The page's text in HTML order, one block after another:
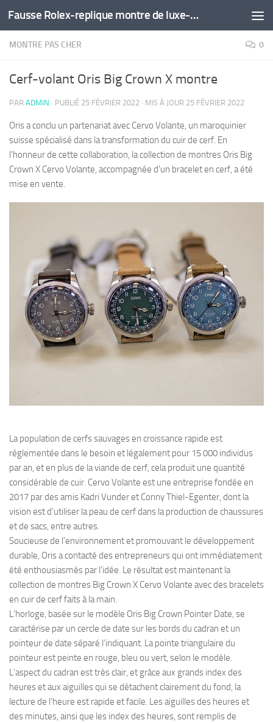
Skip to content Fausse Rolex-replique montre de luxe-montre pas cher
MONTRE PAS CHER 0
Cerf-volant Oris Big Crown X montre
PAR ADMIN · PUBLIÉ 25 FÉVRIER 2022 · MIS À JOUR 25 FÉVRIER 2022
Oris a conclu un partenariat avec Cervo Volante, un maroquinier
suisse spécialisé dans la transformation du cuir de cerf. En
l’honneur de cette collaboration, la collection de montres Oris Big
Crown X Cervo Volante, accompagnée d’un bracelet en cerf, a été
mise en vente.
La population de cerfs sauvages en croissance rapide est
réglementée dans le besoin et légalement pour 15 000 individus
par an, et en plus de la viande de cerf, cela produit une quantité
considérable de cuir. Cervo Volante est une entreprise fondée en
2017 par des amis Kadri Vunder et Conny Thiel-Egenter, dont la
vision est d’utiliser la peau de cerf dans la production de chaussures
et de sacs, entre autres.
Soucieuse de l’environnement et promouvant le développement
durable, Oris a contacté des entrepreneurs qui ont immédiatement
été enthousiasmés par l’idée. Le résultat est maintenant la
collection de montres Big Crown X Cervo Volante avec des bracelets
en cuir de cerf faits à la main.
L’horloge, basée sur le modèle Oris Big Crown Pointer Date, se
caractérise par un cercle de date sur les bords du cadran et un
pointeur de date séparé l’indiquant. La pointe triangulaire du
pointeur est peinte en rouge, bleu ou vert, selon le modèle.
L’aspect du cadran est très clair, et grâce aux grands index des
heures et aux aiguilles qui se détachent clairement du fond, la
lecture de l’heure est rapide et facile. Les aiguilles des heures et
des minutes, ainsi que les index des heures, sont remplis de